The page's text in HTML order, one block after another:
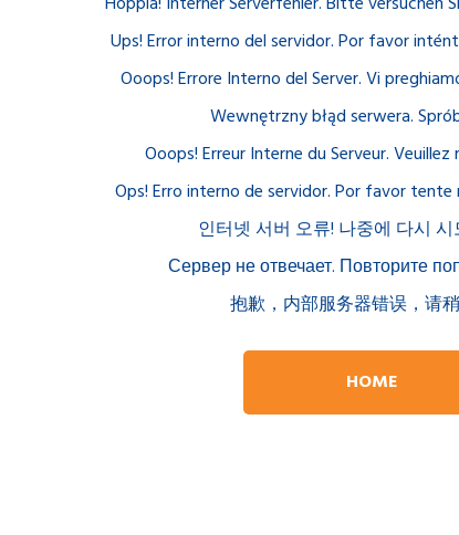
Ups! Error interno del servidor. Por favor
Ooops! Errore Interno del Server. Vi
Wewnętrzny błąd serwera.
Ooops! Erreur Interne du Serveur.
Ops! Erro interno de servidor. Por favor
인터넷 서버 오류! 나중에 다시
Сервер не отвечает. Повторите
抱歉，内部服务器错误，请
HOME